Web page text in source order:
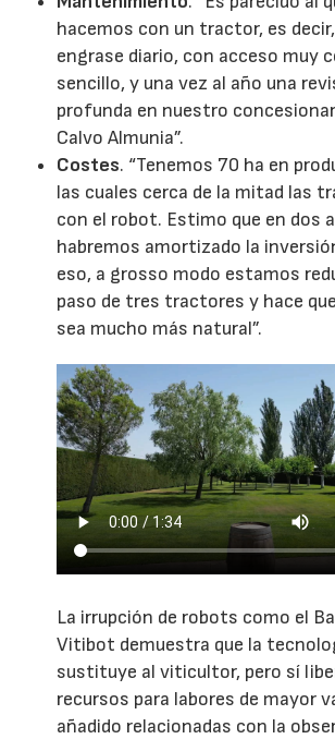
hacemos con un tractor, es
engrase diario, con acceso muy
sencillo, y una vez al año una
profunda en nuestro
Calvo Almunia”.
Costes. “Tenemos 70 ha en
las cuales cerca de la mitad las
con el robot. Estimo que en dos
habremos amortizado la
eso, a grosso modo estamos
paso de tres tractores y hace
sea mucho más natural”.
La irrupción de robots como el
Vitibot demuestra que la
sustituye al viticultor, pero sí
recursos para labores de mayor
añadido relacionadas con la